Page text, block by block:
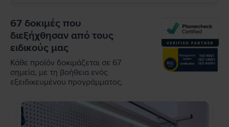
67 δοκιμές που
διεξήχθησαν από τους
ειδικούς μας
Κάθε προϊόν δοκιμάζεται σε 67
σημεία, με τη βοήθεια ενός
εξειδικευμένου προγράμματος.